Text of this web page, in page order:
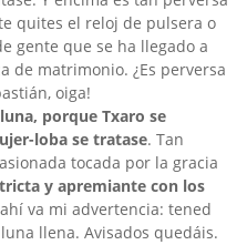
quites el reloj de pulsera o
gente que se ha llegado a
de matrimonio. ¿Es perversa
oiga!
porque Txaro se
loba se tratase. Tan
tocada por la gracia
y apremiante con los
va mi advertencia: tened
llena. Avisados quedáis.